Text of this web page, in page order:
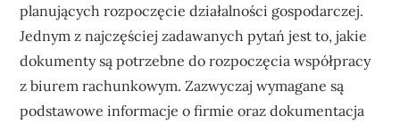
planujących rozpoczęcie działalności gospodarczej.
Jednym z najczęściej zadawanych pytań jest to, jakie
dokumenty są potrzebne do rozpoczęcia współpracy
z biurem rachunkowym. Zazwyczaj wymagane są
podstawowe informacje o firmie oraz dokumentacja